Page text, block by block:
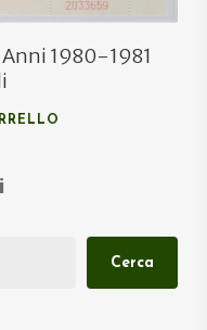
1980-1981
Cerca